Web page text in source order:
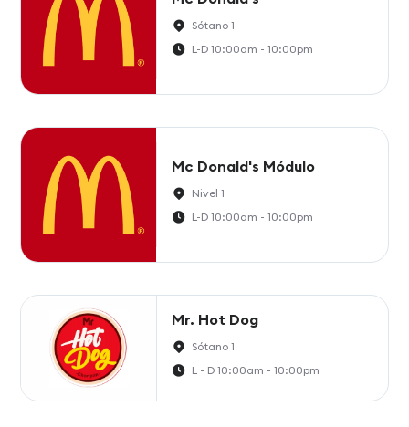
Sótano 1
L-D 10:00am - 10:00pm
Mc Donald's Módulo
Nivel 1
L-D 10:00am - 10:00pm
Mr. Hot Dog
Sótano 1
L - D 10:00am - 10:00pm